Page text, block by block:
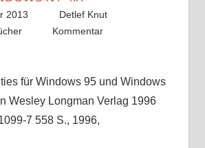
2013
Detlef Knut
Kommentar
für Windows 95 und Windows
Wesley Longman Verlag 1996
7 558 S., 1996,